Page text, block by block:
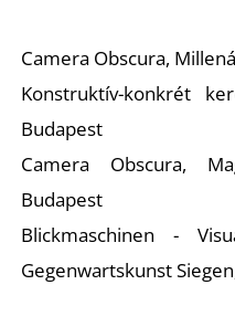
Camera Obscura,
Konstruktív-konkrét
Budapest
Camera Obscura,
Budapest
Blickmaschinen -
Gegenwartskunst